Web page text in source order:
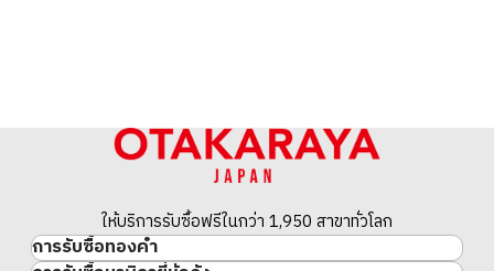
ให้บริการรับซื้อฟรีในกว่า 1,950 สาขาทั่วโลก
การรับซื้อทองคำ